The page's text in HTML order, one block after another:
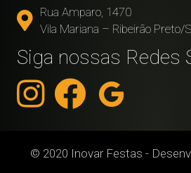
Rua Amparo, 1470
Vila Mariana – Ribeirão Preto/
Siga nossas Redes
© 2020 Inovar Festas -